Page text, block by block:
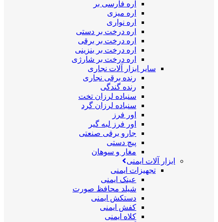
اره فارسی بر
اره میزی
اره نواری
اره درخت بر دستی
اره درخت بر برقی
اره درخت بر بنزینی
اره درخت بر شارژی
سایر ابزار آلات نجاری
رنده برقی نجاری
رنده گندگی
سنباده لرزان تخت
سنباده لرزان گرد
اور فرز
اور فرز لبه گیر
جارو برقی صنعتی
پیچ دستی
مغار و سوهان
ابزار آلات ایمنی
تجهیزات ایمنی
عینک ایمنی
شیلد محافظ صورت
دستکش ایمنی
کفش ایمنی
کلاه ایمنی